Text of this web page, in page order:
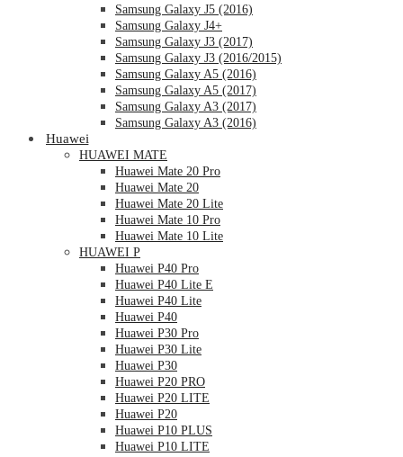
Samsung Galaxy J5 (2016)
Samsung Galaxy J4+
Samsung Galaxy J3 (2017)
Samsung Galaxy J3 (2016/2015)
Samsung Galaxy A5 (2016)
Samsung Galaxy A5 (2017)
Samsung Galaxy A3 (2017)
Samsung Galaxy A3 (2016)
Huawei
HUAWEI MATE
Huawei Mate 20 Pro
Huawei Mate 20
Huawei Mate 20 Lite
Huawei Mate 10 Pro
Huawei Mate 10 Lite
HUAWEI P
Huawei P40 Pro
Huawei P40 Lite E
Huawei P40 Lite
Huawei P40
Huawei P30 Pro
Huawei P30 Lite
Huawei P30
Huawei P20 PRO
Huawei P20 LITE
Huawei P20
Huawei P10 PLUS
Huawei P10 LITE